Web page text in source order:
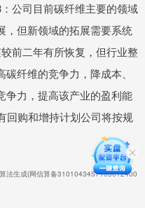
公司目前碳纤维主要的领域
，但新领域的拓展需要系统
前二年有所恢复，但行业整
纤维的竞争力，降成本、
争力，提高该产业的盈利能
回购和增持计划公司将按规
法生成(网信算备3101043457103012400